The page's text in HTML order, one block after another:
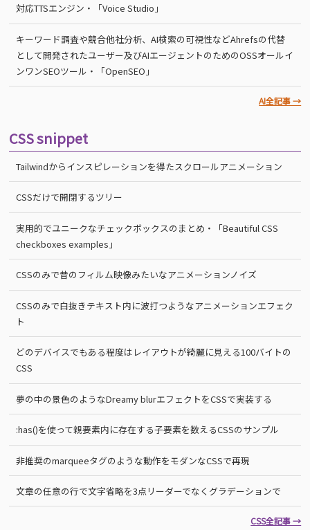
対応TTSエンジン・「Voice Studio」
キーワード調査や競合他社分析、AI検索の可視性などAhrefsの代替
として開発されたユーザー及びAIエージェントのためのOSSオールイ
ンワンSEOツール・「OpenSEO」
AI全記事 →
CSS snippet
Tailwindからインスピレーションを得たスクロールアニメーション
CSSだけで開閉するツリー
実用的でユニークなチェックボックスのまとめ・「Beautiful CSS
checkboxes examples」
CSSのみで昔のフィルム映像みたいなアニメーションノイズ
CSSのみで白抜きテキスト内に波打つようなアニメーションエフェク
ト
どのデバイスでもある程度はレイアウトが綺麗に見える100バイトの
CSS
夢の中の景色のようなDreamy blurエフェクトをCSSで実装する
:has()を使って親要素内に存在する子要素を数えるCSSのサンプル
非推奨のmarqueeタグのような動作をモダンなCSSで再現
文章の任意の行で文字省略を3点リーダーでなくグラデーションで
CSS全記事 →